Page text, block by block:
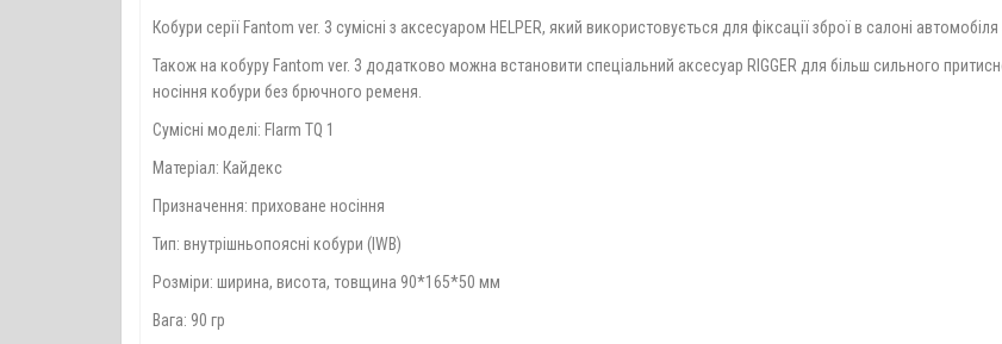
Кобури серії Fantom ver. 3 сумісні з аксесуаром HELPER, який використовується для фіксації зброї в салоні
Також на кобуру Fantom ver. 3 додатково можна встановити спеціальний аксесуар RIGGER для більш сильного
носіння кобури без брючного ременя.
Сумісні моделі: Flarm TQ 1
Матеріал: Кайдекс
Призначення: приховане носіння
Тип: внутрішньопоясні кобури (IWB)
Розміри: ширина, висота, товщина 90*165*50 мм
Вага: 90 гр